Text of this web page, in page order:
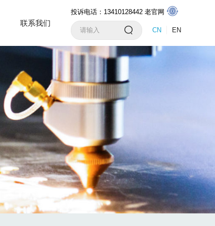
联系我们
投诉电话：13410128442 老官网
CN EN